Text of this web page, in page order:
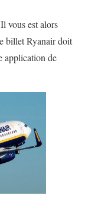
vous est alors
billet Ryanair doit
application de